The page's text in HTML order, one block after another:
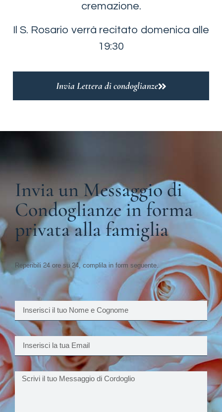
cremazione.
Il S. Rosario verrà recitato domenica alle
19:30
Invia Lettera di condoglianze
Invia un Messaggio di
Condoglianze in forma
privata alla famiglia
Reperibili 24 ore su 24, complila in form seguente.